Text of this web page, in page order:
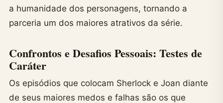
a humanidade dos personagens, tornando a
parceria um dos maiores atrativos da série.
Confrontos e Desafios Pessoais: Testes de
Caráter
Os episódios que colocam Sherlock e Joan diante
de seus maiores medos e falhas são os que